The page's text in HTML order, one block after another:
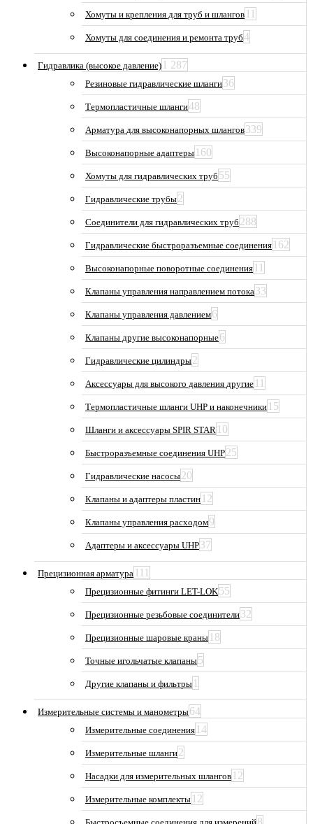
Хомуты и крепления для труб и шлангов 11
Хомуты для соединения и ремонта труб4
Гидравлика (высокое давление) 1 287
Резиновые гидравлические шланги36
Термопластичные шланги48
Арматура для высоконапорных шлангов339
Высоконапорные адаптеры 160
Хомуты для гидравлических труб 55
Гидравлические трубы2
Соединители для гидравлических труб 288
Гидравлические быстроразъемные соединения 162
Высоконапорные поворотные соединения 11
Клапаны управления направлением потока33
Клапаны управления давлением6
Клапаны другие высоконапорные6
Гидравлические цилиндры2
Аксессуары для высокого давления другие 11
Термопластичные шланги UHP и наконечники 15
Шланги и аксессуары SPIR STAR 10
Быстроразъемные соединения UHP25
Гидравлические насосы20
Клапаны и адаптеры пластин 12
Клапаны управления расходом9
Адаптеры и аксессуары UHP37
Прецизионная арматура 111
Прецизионные фитинги LET-LOK55
Прецизионные резьбовые соединители32
Прецизионные шаровые краны 18
Точные игольчатые клапаны5
Другие клапаны и фильтры 1
Измерительные системы и манометры64
Измерительные соединения 14
Измерительные шланги2
Насадки для измерительных шлангов 12
Измерительные комплекты 12